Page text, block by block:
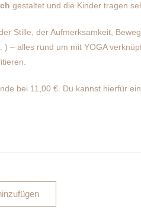
gestaltet und die Kinder tragen
Stille, der Aufmerksamkeit,
– alles rund um mit YOGA
bei 11,00 €. Du kannst hierfür